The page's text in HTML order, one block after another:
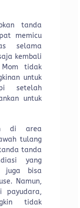
tanda
memicu
selama
kembali
tidak
untuk
setelah
untuk
di area
tulang
tanda
yang
juga bisa
Namun,
payudara,
tidak